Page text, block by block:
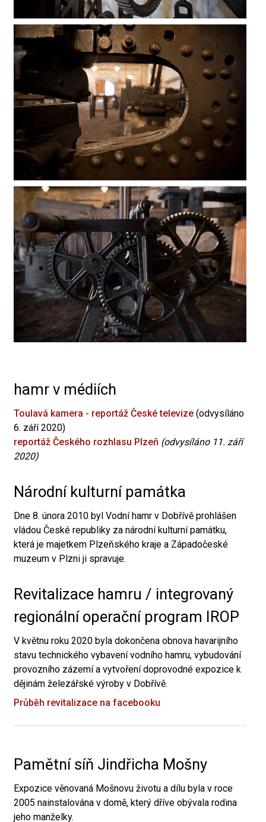
hamr v médiích
Toulavá kamera - reportáž České televize (odvysíláno
6. září 2020)
reportáž Českého rozhlasu Plzeň (odvysíláno 11. září
2020)
Národní kulturní památka
Dne 8. února 2010 byl Vodní hamr v Dobřívě prohlášen
vládou České republiky za národní kulturní památku,
která je majetkem Plzeňského kraje a Západočeské
muzeum v Plzni ji spravuje.
Revitalizace hamru / integrovaný
regionální operační program IROP
V květnu roku 2020 byla dokončena obnova havarijního
stavu technického vybavení vodního hamru, vybudování
provozního zázemí a vytvoření doprovodné expozice k
dějinám železářské výroby v Dobřívě.
Průběh revitalizace na facebooku
Pamětní síň Jindřicha Mošny
Expozice věnovaná Mošnovu životu a dílu byla v roce
2005 nainstalována v domě, který dříve obývala rodina
jeho manželky.